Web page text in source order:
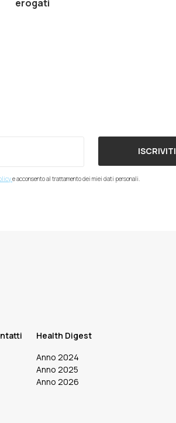
erogati
e acconsento al trattamento dei miei dati personali.
ISCRIVITI
Health Digest
Anno 2024
Anno 2025
Anno 2026